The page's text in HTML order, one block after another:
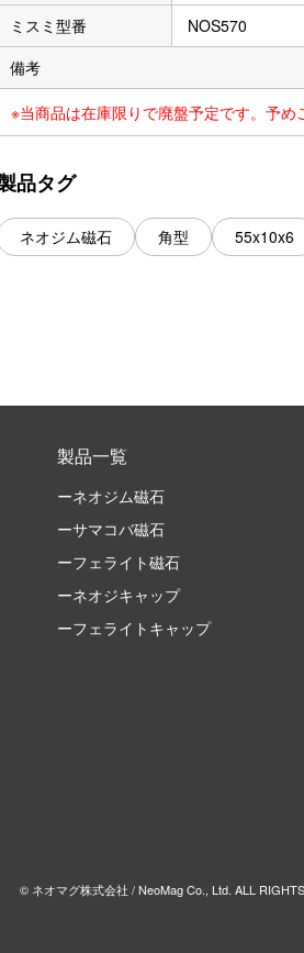
ミスミ型番
NOS570
備考
※当商品は在庫限りで廃盤予定です。予め
品タグ
ネオジム磁石 角型 55x10x6
製品一覧
ーネオジム磁石
ーサマコバ磁石
ーフェライト磁石
ーネオジキャップ
ーフェライトキャップ
© ネオマグ株式会社 / NeoMag Co., Ltd. ALL